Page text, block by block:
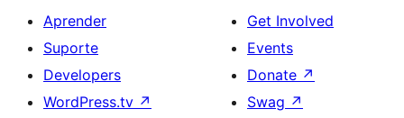
Aprender
Suporte
Developers
WordPress.tv ↗
Get Involved
Events
Donate ↗
Swag ↗